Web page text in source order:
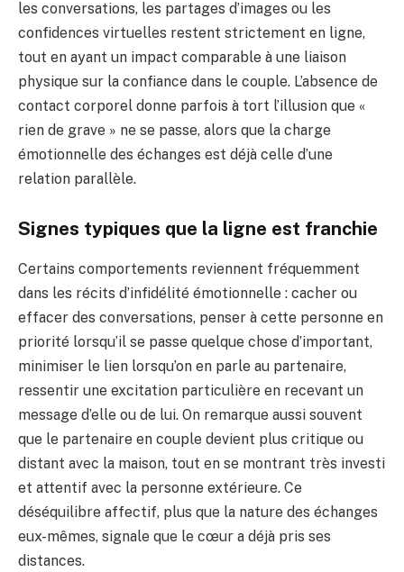
les conversations, les partages d’images ou les
confidences virtuelles restent strictement en ligne,
tout en ayant un impact comparable à une liaison
physique sur la confiance dans le couple. L’absence de
contact corporel donne parfois à tort l’illusion que «
rien de grave » ne se passe, alors que la charge
émotionnelle des échanges est déjà celle d’une
relation parallèle.
Signes typiques que la ligne est franchie
Certains comportements reviennent fréquemment
dans les récits d’infidélité émotionnelle : cacher ou
effacer des conversations, penser à cette personne en
priorité lorsqu’il se passe quelque chose d’important,
minimiser le lien lorsqu’on en parle au partenaire,
ressentir une excitation particulière en recevant un
message d’elle ou de lui. On remarque aussi souvent
que le partenaire en couple devient plus critique ou
distant avec la maison, tout en se montrant très investi
et attentif avec la personne extérieure. Ce
déséquilibre affectif, plus que la nature des échanges
eux-mêmes, signale que le cœur a déjà pris ses
distances.